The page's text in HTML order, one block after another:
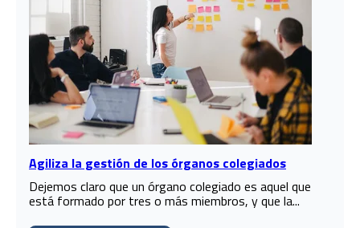
Agiliza la gestión de los órganos colegiados
Dejemos claro que un órgano colegiado es aquel que
está formado por tres o más miembros, y que la...